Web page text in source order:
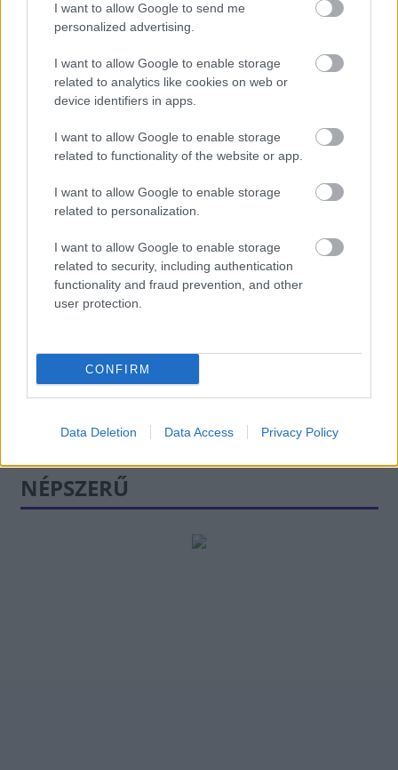
I want to allow Google to send me
personalized advertising.
I want to allow Google to enable storage
related to analytics like cookies on web or
device identifiers in apps.
I want to allow Google to enable storage
related to functionality of the website or app.
I want to allow Google to enable storage
related to personalization.
I want to allow Google to enable storage
related to security, including authentication
functionality and fraud prevention, and other
user protection.
CONFIRM
Data Deletion Data Access Privacy Policy
Két hónappal kitolták
a rezsiutalványok
határidejét
15 év után ismét
több az egyéni
NÉPSZERŰ